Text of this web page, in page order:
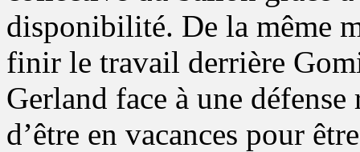
disponibilité. De la même
finir le travail derrière
Gerland face à une
d’être en vacances pour